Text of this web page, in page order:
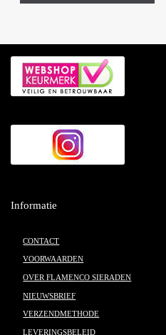
Informatie
CONTACT
VOORWAARDEN
OVER FLAMENCO SIERADEN
NIEUWSBRIEF
VERZENDMETHODE
LEVERINGSBELEID